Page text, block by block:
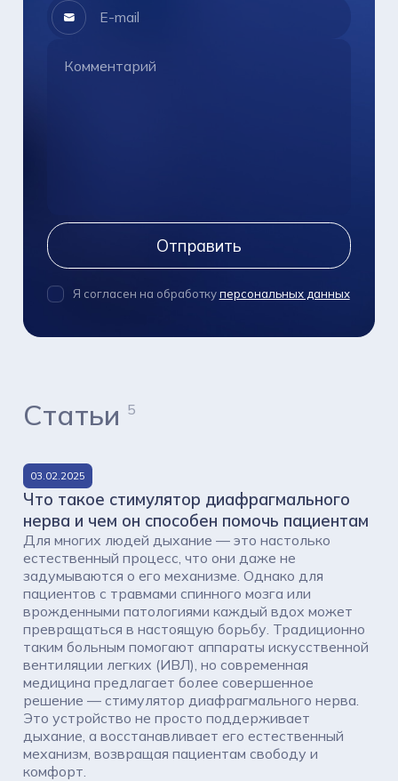
Я согласен на обработкуперсональных данных
Отправить
Статьи 5
03.02.2025
Что такое стимулятор диафрагмального
нерва и чем он способен помочь пациентам
Для многих людей дыхание — это настолько
естественный процесс, что они даже не
задумываются о его механизме. Однако для
пациентов с травмами спинного мозга или
врожденными патологиями каждый вдох может
превращаться в настоящую борьбу. Традиционно
таким больным помогают аппараты искусственной
вентиляции легких (ИВЛ), но современная
медицина предлагает более совершенное
решение — стимулятор диафрагмального нерва.
Это устройство не просто поддерживает
дыхание, а восстанавливает его естественный
механизм, возвращая пациентам свободу и
комфорт.